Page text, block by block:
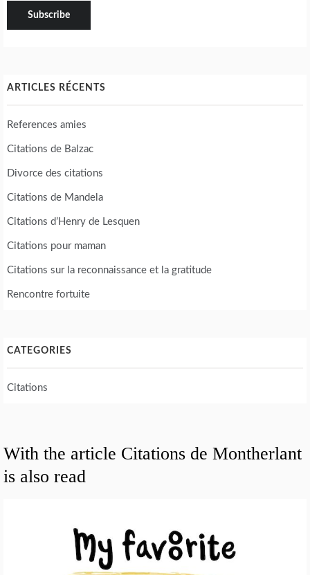
ARTICLES RÉCENTS
References amies
Citations de Balzac
Divorce des citations
Citations de Mandela
Citations d’Henry de Lesquen
Citations pour maman
Citations sur la reconnaissance et la gratitude
Rencontre fortuite
CATEGORIES
Citations
With the article Citations de Montherlant
is also read